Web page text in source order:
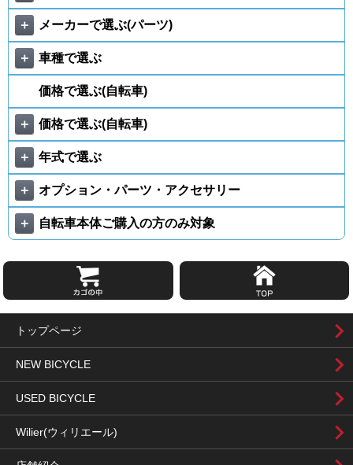
＋ メーカーで選ぶ(パーツ)
＋ 車種で選ぶ
価格で選ぶ(自転車)
＋ 価格で選ぶ(自転車)
＋ 年式で選ぶ
＋ オプション・パーツ・アクセサリー
＋ 自転車本体ご購入の方のみ対象
トップページ
NEW BICYCLE
USED BICYCLE
Wilier(ウィリエール)